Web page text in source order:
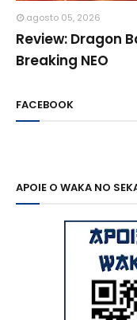
agosto 05, 2026
Review: Dragon
Breaking NEO
FACEBOOK
APOIE O WAKA NO